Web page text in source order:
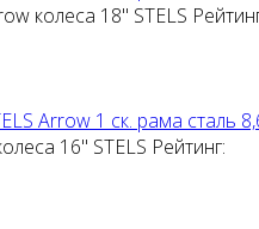
колеса 18" STELS
Arrow 1 ск. рама сталь
16" STELS Рейтинг: